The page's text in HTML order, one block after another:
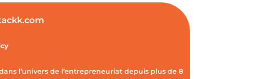
l’univers de l’entrepreneuriat depuis plus de 8